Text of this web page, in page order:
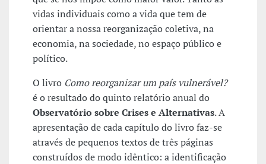
vidas individuais como a vida que tem de
orientar a nossa reorganização coletiva, na
economia, na sociedade, no espaço público e
político.
O livro Como reorganizar um país vulnerável?
é o resultado do quinto relatório anual do
Observatório sobre Crises e Alternativas. A
apresentação de cada capítulo do livro faz-se
através de pequenos textos de três páginas
construídos de modo idêntico: a identificação